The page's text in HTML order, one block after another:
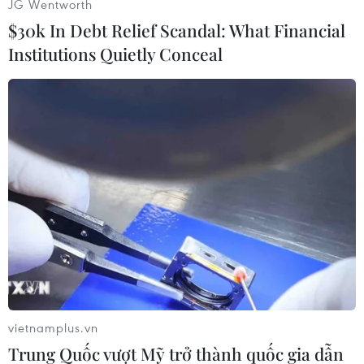
#Hà Lan #Biến đổi khí hậu
#Phân ban
#Quản lý nước
Việt Nam
Theo dõi VietnamPlus
JG Wentworth
$30k In Debt Relief Scandal: What Financial
Institutions Quietly Conceal
vietnamplus.vn
Trung Quốc vượt Mỹ trở thành quốc gia dẫn